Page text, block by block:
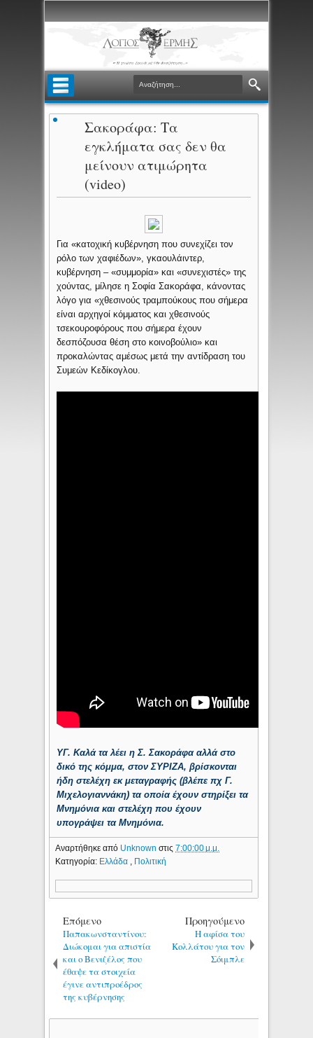
Σακοράφα: Τα
εγκλήματα σας δεν θα
μείνουν ατιμώρητα
(video)
Για «κατοχική κυβέρνηση που συνεχίζει τον
ρόλο των χαφιέδων», γκαουλάιντερ,
κυβέρνηση – «συμμορία» και «συνεχιστές» της
χούντας, μίλησε η Σοφία Σακοράφα, κάνοντας
λόγο για «χθεσινούς τραμπούκους που σήμερα
είναι αρχηγοί κόμματος και χθεσινούς
τσεκουροφόρους που σήμερα έχουν
δεσπόζουσα θέση στο κοινοβούλιο» και
προκαλώντας αμέσως μετά την αντίδραση του
Συμεών Κεδίκογλου.
ΥΓ. Καλά τα λέει η Σ. Σακοράφα αλλά στο
δικό της κόμμα, στον ΣΥΡΙΖΑ, βρίσκονται
ήδη στελέχη εκ μεταγραφής (βλέπε πχΓ.
Μιχελογιαννάκη) τα οποία έχουν στηρίξει τα
Μνημόνια και στελέχη που έχουν
υπογράψει τα Μνημόνια.
Αναρτήθηκε από Unknownστις7:00:00 μ.μ.
Κατηγορία: Ελλάδα Πολιτική
Επόμενο
Παπακωνσταντίνου:
Διώκομαι για απιστία
και ο Βενιζέλος που
έθαψε τα στοιχεία
έγινε αντιπροέδρος
της κυβέρνησης
Προηγούμενο
Η αφίσα του
Κολλάτου για τον
Σόιμπλε